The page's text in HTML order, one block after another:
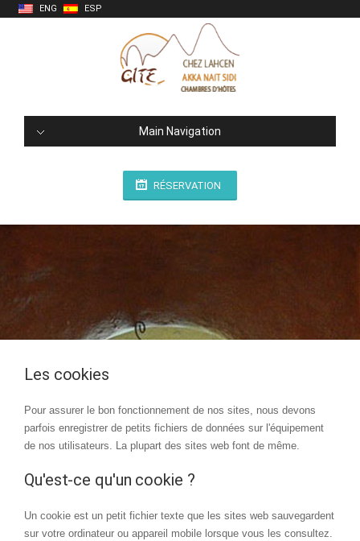
ENG ESP
Main Navigation
RÉSERVATION
Les cookies
Pour assurer le bon fonctionnement de nos sites, nous devons
parfois enregistrer de petits fichiers de données sur l'équipement
de nos utilisateurs. La plupart des sites web font de même.
Qu'est-ce qu'un cookie ?
Un cookie est un petit fichier texte que les sites web sauvegardent
sur votre ordinateur ou appareil mobile lorsque vous les consultez.